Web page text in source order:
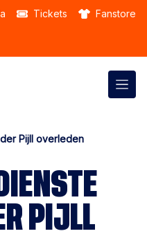
Tickets Fanstore
Pijll overleden
PIJLL